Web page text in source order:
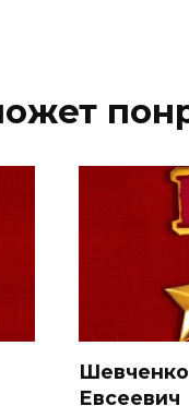
Евсеевич